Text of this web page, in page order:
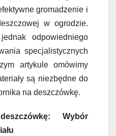
gromadzenie i
w ogrodzie.
odpowiedniego
specjalistycznych
artykule omówimy
są niezbędne do
na deszczówkę.
Wybór